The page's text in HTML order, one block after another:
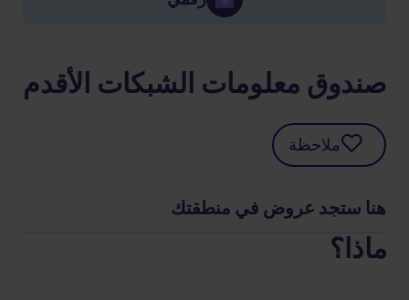
صندوق معلومات الشبكات الأقدم
ملاحظة
هنا ستجد عروض في منطقتك
ماذا؟